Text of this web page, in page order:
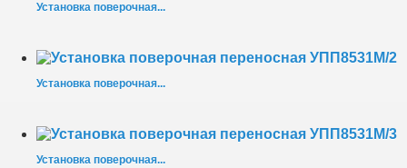
Установка поверочная...
Установка поверочная...
Установка поверочная...